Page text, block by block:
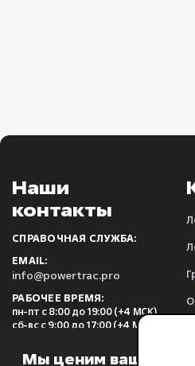
Наши
контакты
СПРАВОЧНАЯ СЛУЖБА:
EMAIL:
info@powertrac.pro
РАБОЧЕЕ ВРЕМЯ:
пн-пт с 8:00 до 19:00 (+4 МСК)
сб-вс с 9:00 до 17:00 (+4 МСК)
Мы ценим вашу